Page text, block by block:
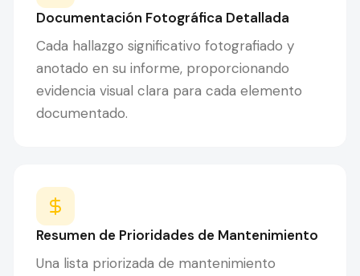
Documentación Fotográfica Detallada
Cada hallazgo significativo fotografiado y
anotado en su informe, proporcionando
evidencia visual clara para cada elemento
documentado.
Resumen de Prioridades de Mantenimiento
Una lista priorizada de mantenimiento